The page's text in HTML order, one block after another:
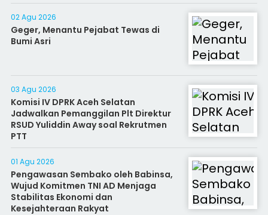
02 Agu 2026
Geger, Menantu Pejabat Tewas di
Bumi Asri
03 Agu 2026
Komisi IV DPRK Aceh Selatan
Jadwalkan Pemanggilan Plt Direktur
RSUD Yuliddin Away soal Rekrutmen
PTT
01 Agu 2026
Pengawasan Sembako oleh Babinsa,
Wujud Komitmen TNI AD Menjaga
Stabilitas Ekonomi dan
Kesejahteraan Rakyat